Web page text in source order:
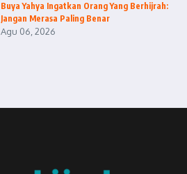
Buya Yahya Ingatkan Orang Yang Berhijrah:
Jangan Merasa Paling Benar
Agu 06, 2026